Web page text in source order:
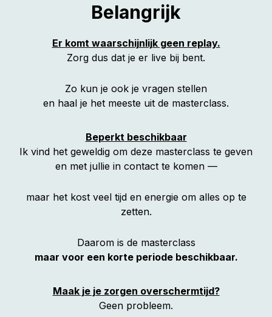
Belangrijk
Er komt waarschijnlijk geen replay.
Zorg dus dat je er live bij bent.
Zo kun je ook je vragen stellen
en haal je het meeste uit de masterclass.
Beperkt beschikbaar
Ik vind het geweldig om deze masterclass te geven
en met jullie in contact te komen —
maar het kost veel tijd en energie om alles op te
zetten.
Daarom is de masterclass
maar voor een korte periode beschikbaar.
Maak je je zorgen overschermtijd?
Geen probleem.